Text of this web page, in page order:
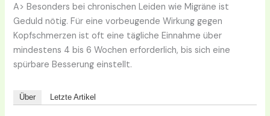
A> Besonders bei chronischen Leiden wie Migräne ist
Geduld nötig. Für eine vorbeugende Wirkung gegen
Kopfschmerzen ist oft eine tägliche Einnahme über
mindestens 4 bis 6 Wochen erforderlich, bis sich eine
spürbare Besserung einstellt.
Über Letzte Artikel